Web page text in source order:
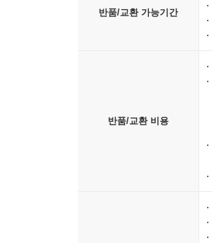
반품/교환 가능기간
반품/교환 비용